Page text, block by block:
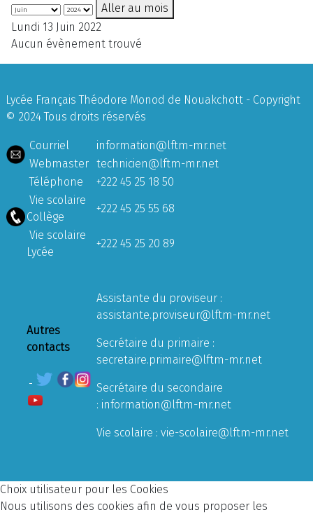
Aller au mois
Lundi 13 Juin 2022
Aucun évènement trouvé
Lycée Français Théodore Monod de Nouakchott - Copyright
© 2024 Tous droits réservés
Courriel
information@lftm-mr.net
Webmaster technicien@lftm-mr.net
Téléphone
+222 45 25 18 50
Vie scolaire
Collège
+222 45 25 55 68
Vie scolaire
Lycée
+222 45 25 20 89
Autres
contacts
Assistante du proviseur :
assistante.proviseur@lftm-mr.net
Secrétaire du primaire :
secretaire.primaire@lftm-mr.net
Secrétaire du secondaire
: information@lftm-mr.net
Vie scolaire : vie-scolaire@lftm-mr.net
Choix utilisateur pour les Cookies
Nous utilisons des cookies afin de vous proposer les